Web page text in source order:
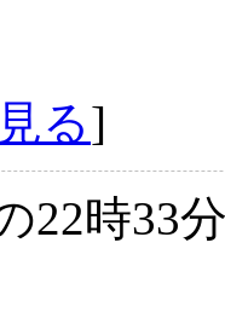
る]
22時33